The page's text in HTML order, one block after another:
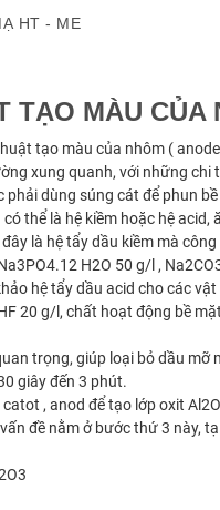
TẠO MÀU CỦA
tạo màu của nhôm (
xung quanh, với những chi
phải dùng súng cát để phun
thể là hệ kiềm hoặc hệ
là hệ tẩy dầu kiềm mà
H2O 50 g/l ,
hệ tẩy dầu acid cho các
20 g/l, chất hoạt động bề
trọng, giúp loại bỏ dầu
giây đến 3 phút.
, anod để tạo lớp oxit
đề nằm ở bước thứ 3 này,